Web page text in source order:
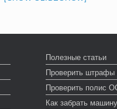
Полезные статьи
Проверить
Проверить полис
Как забрать